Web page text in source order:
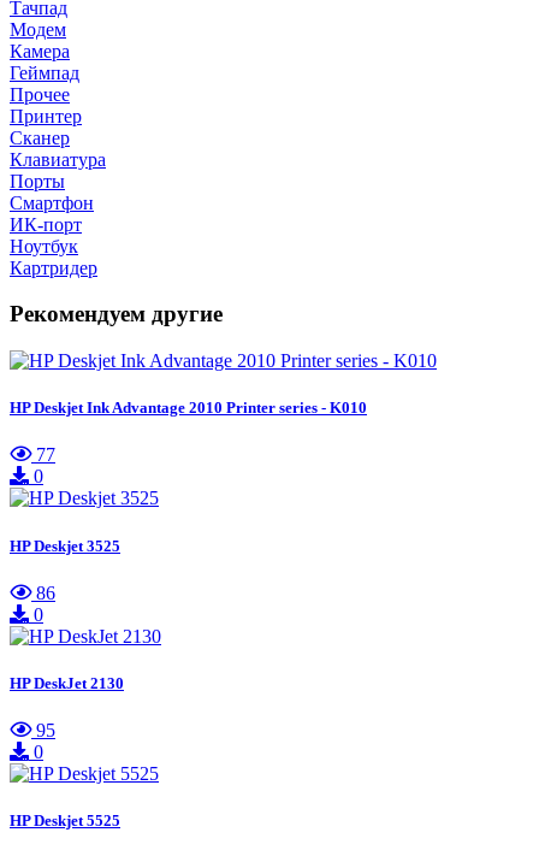
Тачпад
Модем
Камера
Геймпад
Прочее
Принтер
Сканер
Клавиатура
Порты
Смартфон
ИК-порт
Ноутбук
Картридер
Рекомендуем другие
HP Deskjet Ink Advantage 2010 Printer series - K010
77
0
HP Deskjet 3525
86
0
HP DeskJet 2130
95
0
HP Deskjet 5525